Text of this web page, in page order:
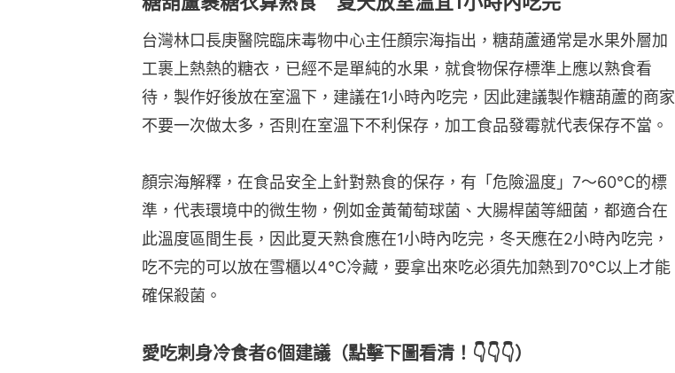
台灣林口長庚醫院臨床毒物中心主任顏宗海指出，糖葫蘆通常是水果外層加
工裹上熱熱的糖衣，已經不是單純的水果，就食物保存標準上應以熟食看
待，製作好後放在室溫下，建議在1小時內吃完，因此建議製作糖葫蘆的商家
不要一次做太多，否則在室溫下不利保存，加工食品發霉就代表保存不當。
顏宗海解釋，在食品安全上針對熟食的保存，有「危險溫度」7～60℃的標
準，代表環境中的微生物，例如金黃葡萄球菌、大腸桿菌等細菌，都適合在
此溫度區間生長，因此夏天熟食應在1小時內吃完，冬天應在2小時內吃完，
吃不完的可以放在雪櫃以4℃冷藏，要拿出來吃必須先加熱到70℃以上才能
確保殺菌。
愛吃刺身冷食者6個建議（點擊下圖看清！👇👇👇）